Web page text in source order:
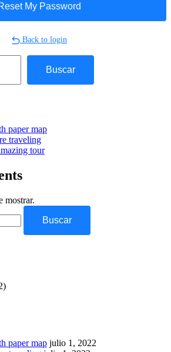
Back to login
Buscar
paper map
traveling
tour
mostrar.
paper map julio 1, 2022